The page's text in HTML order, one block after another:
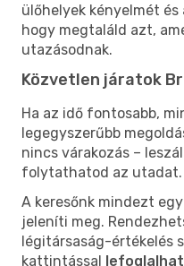
ülőhelyek kényelmét
hogy megtaláld azt,
utazásodnak.
Közvetlen járatok
Ha az idő fontosabb,
legegyszerűbb
nincs várakozás –
folytathatod az utadat.
A keresőnk mindezt
jeleníti meg.
légitársaság-értékelés
kattintással